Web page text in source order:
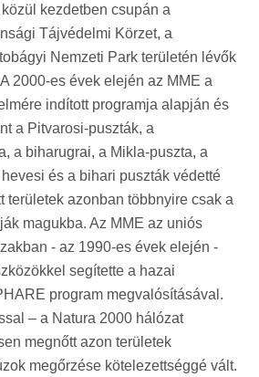
kezdetben csupán a
Tájvédelmi Körzet, a
Nemzeti Park területén lévők
2000-es évek elején az MME a
indított programja alapján és
a Pitvarosi-puszták, a
a biharugrai, a Mikla-puszta, a
és a bihari puszták védetté
területek azonban többnyire csak a
magukba. Az MME az uniós
- az 1990-es évek elején -
segítette a hazai
program megvalósításával.
– a Natura 2000 hálózat
megnőtt azon területek
megőrzése kötelezettséggé vált.